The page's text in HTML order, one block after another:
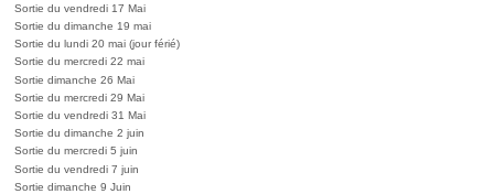
Sortie du vendredi 17 Mai
Sortie du dimanche 19 mai
Sortie du lundi 20 mai (jour férié)
Sortie du mercredi 22 mai
Sortie dimanche 26 Mai
Sortie du mercredi 29 Mai
Sortie du vendredi 31 Mai
Sortie du dimanche 2 juin
Sortie du mercredi 5 juin
Sortie du vendredi 7 juin
Sortie dimanche 9 Juin